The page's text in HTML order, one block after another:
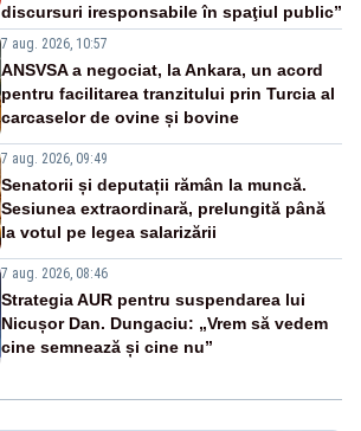
discursuri iresponsabile în spaţiul public”
7 aug. 2026, 10:57
ANSVSA a negociat, la Ankara, un acord
pentru facilitarea tranzitului prin Turcia al
carcaselor de ovine și bovine
7 aug. 2026, 09:49
Senatorii și deputații rămân la muncă.
Sesiunea extraordinară, prelungită până
la votul pe legea salarizării
7 aug. 2026, 08:46
Strategia AUR pentru suspendarea lui
Nicușor Dan. Dungaciu: „Vrem să vedem
cine semnează și cine nu”